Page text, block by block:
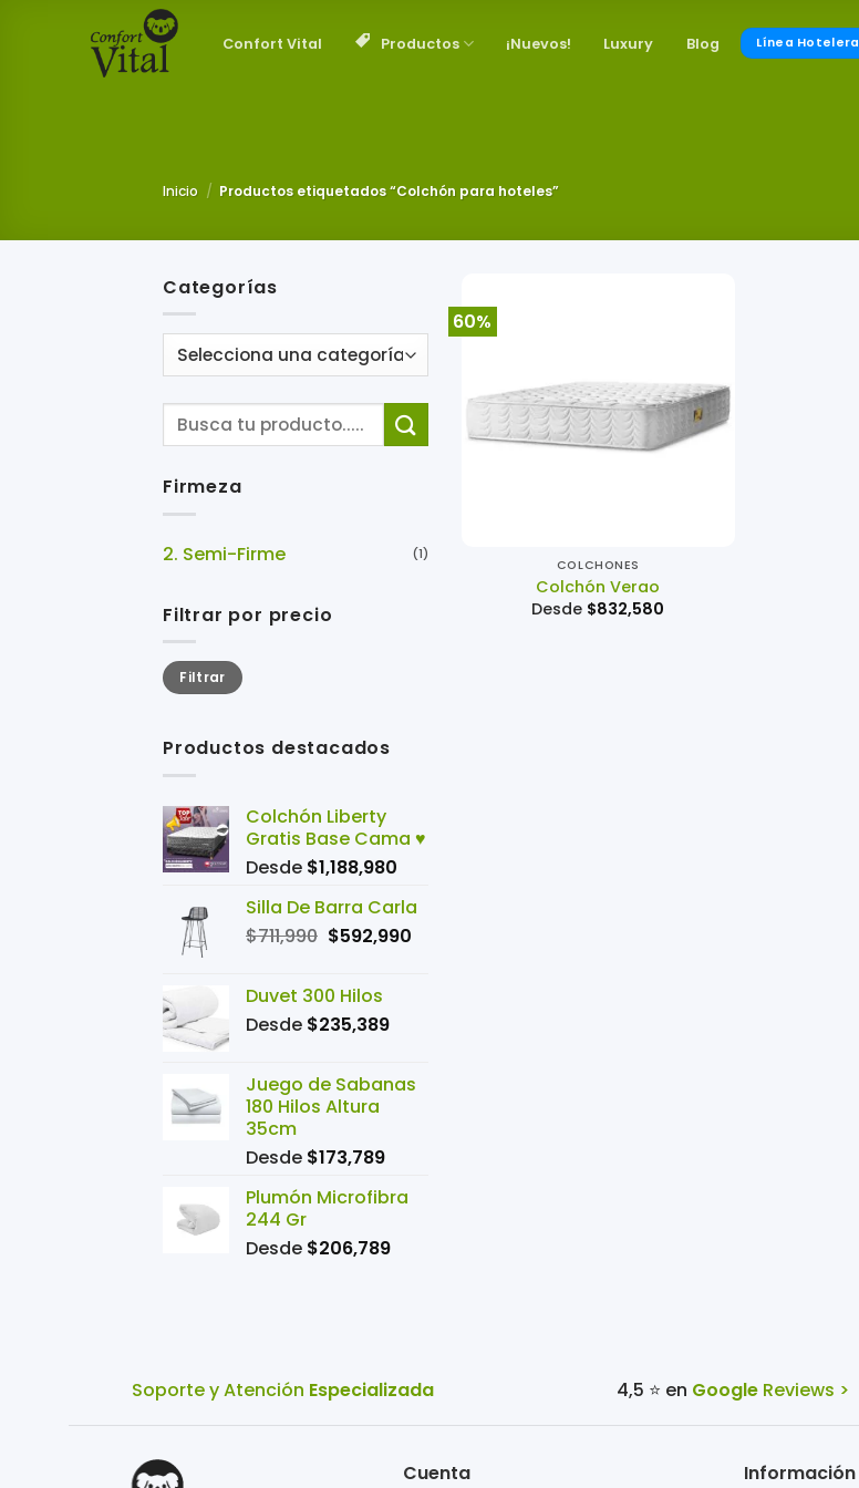
Confort Vital Productos ¡Nuevos! Luxury Blog Línea Hotelera
Inicio / Productos etiquetados “Colchón para hoteles”
Categorías
Firmeza
2. Semi-Firme (1)
Filtrar por precio
Precio
mínimo
Precio
máximo
Filtrar
Productos destacados
Colchón Liberty
Gratis Base Cama ♥️
Desde $1,188,980
Silla De Barra Carla
$711,990 El
era:
$711,990.
$592,990El
Duvet 300 Hilos
Desde $235,389
Juego de Sabanas
180 Hilos Altura
35cm
Desde $173,789
Plumón Microfibra
244 Gr
Desde $206,789
60%
COLCHONES
Colchón Verao
Desde $832,580
Soporte y Atención Especializada 4,5 ⭐ en GoogleReviews >
Cuenta Información